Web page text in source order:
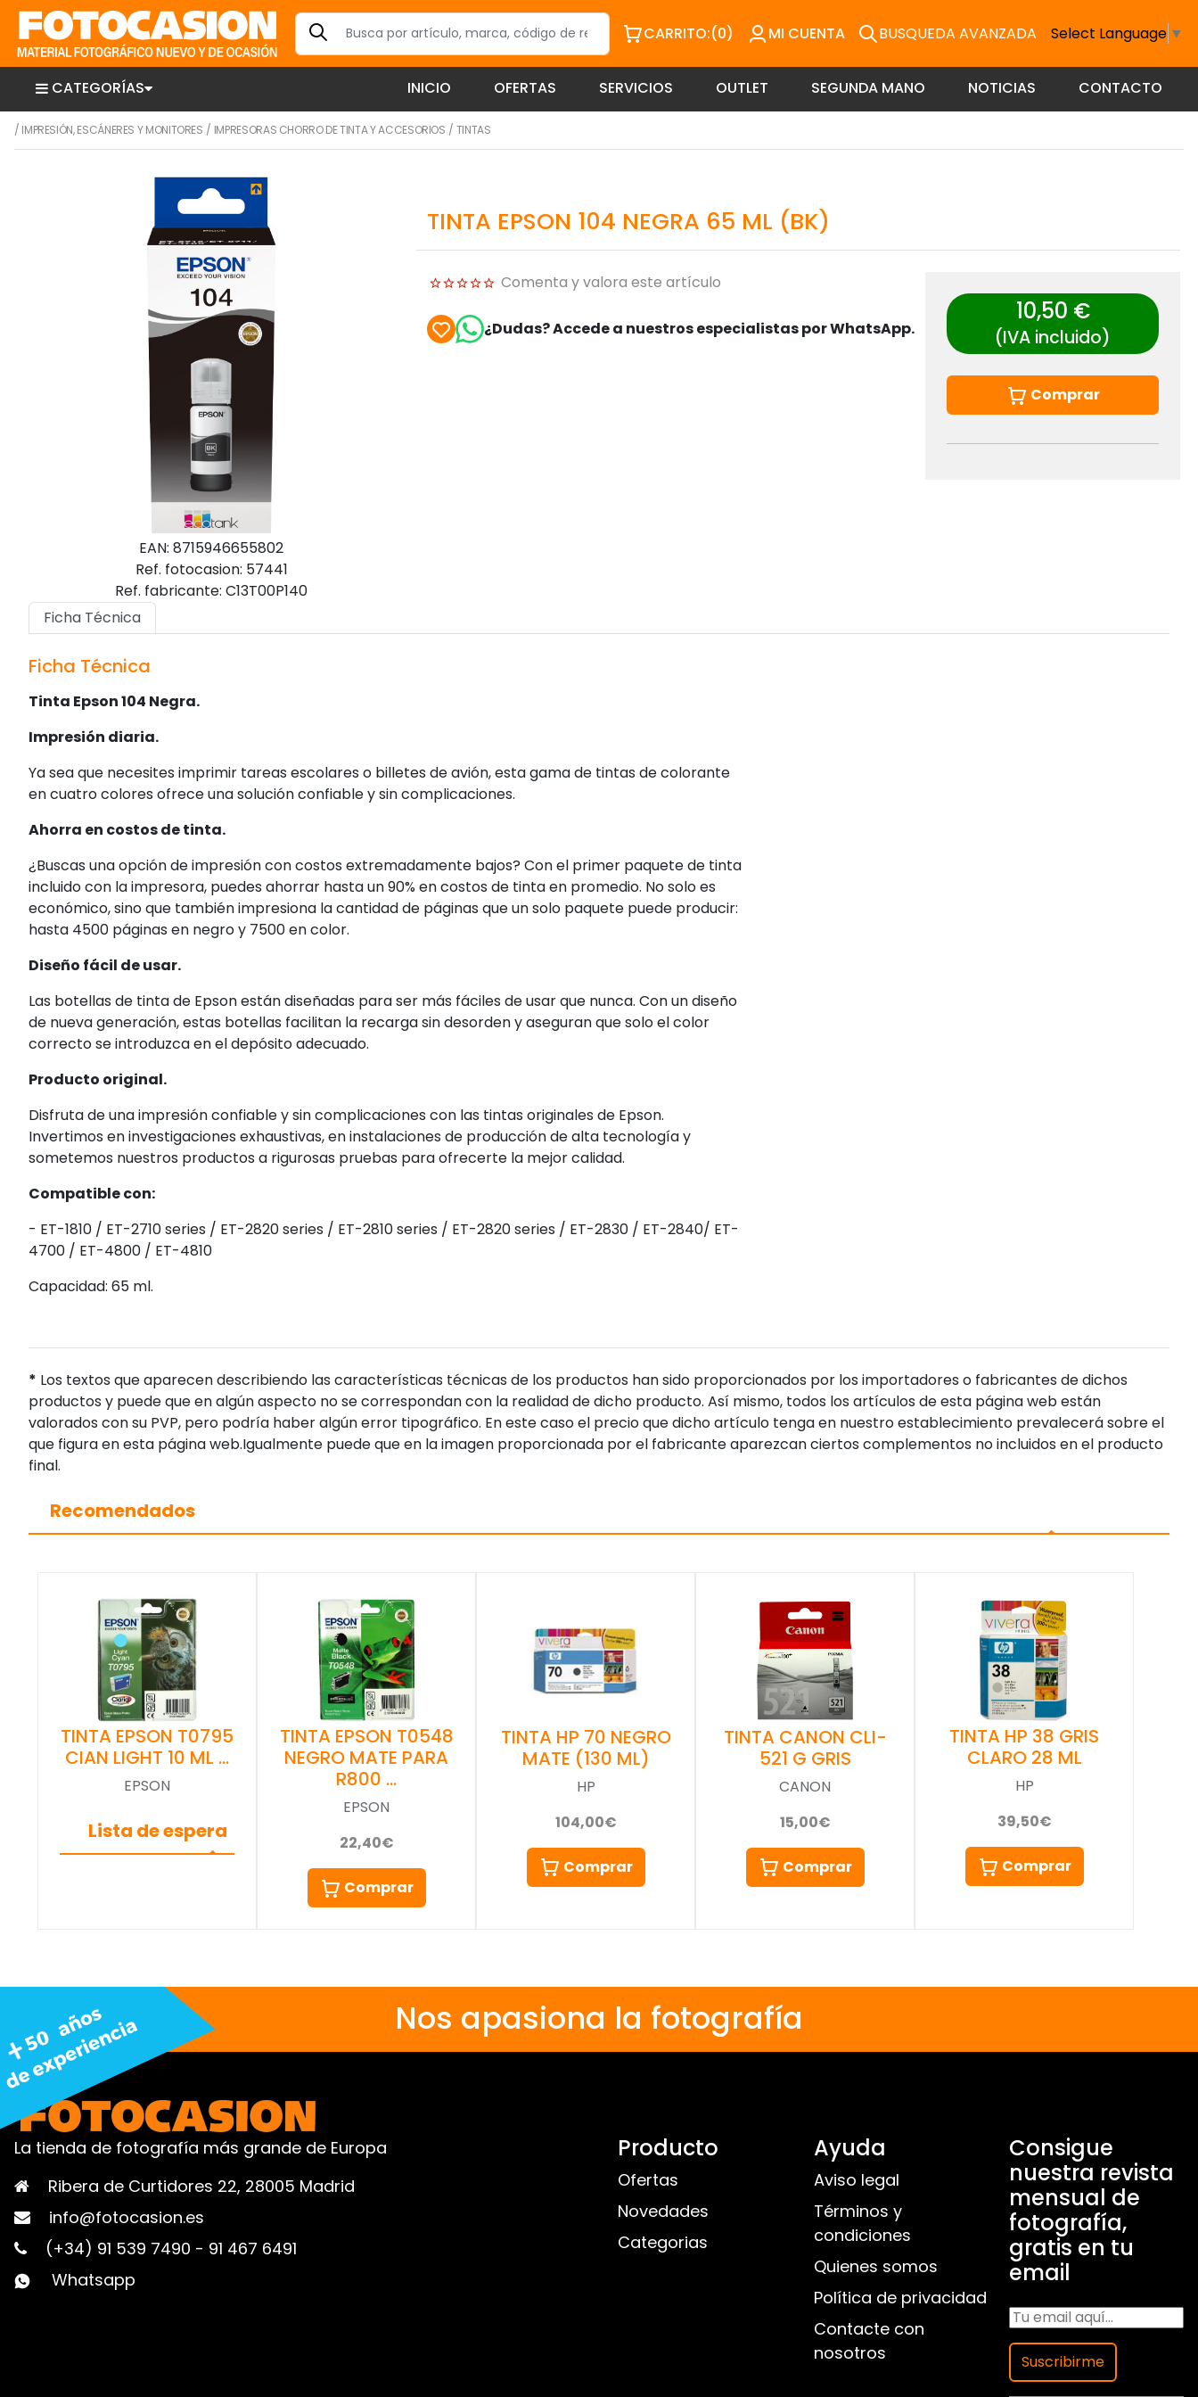
CARRITO:(0) MI CUENTA BUSQUEDA AVANZADA Select Language ▼
CATEGORÍAS INICIO OFERTAS SERVICIOS OUTLET SEGUNDA MANO NOTICIAS CONTACTO
/ IMPRESIÓN, ESCÁNERES Y MONITORES / IMPRESORAS CHORRO DE TINTA Y ACCESORIOS / TINTAS
EAN: 8715946655802
Ref. fotocasion: 57441
Ref. fabricante: C13T00P140
TINTA EPSON 104 NEGRA 65 ML (BK)
Comenta y valora este artículo
¿Dudas? Accede a nuestros especialistas por WhatsApp.
10,50 €
(IVA incluido)
Comprar
Ficha Técnica
Ficha Técnica
Tinta Epson 104 Negra.
Impresión diaria.
Ya sea que necesites imprimir tareas escolares o billetes de avión, esta gama de tintas de colorante
en cuatro colores ofrece una solución confiable y sin complicaciones.
Ahorra en costos de tinta.
¿Buscas una opción de impresión con costos extremadamente bajos? Con el primer paquete de tinta
incluido con la impresora, puedes ahorrar hasta un 90% en costos de tinta en promedio. No solo es
económico, sino que también impresiona la cantidad de páginas que un solo paquete puede producir:
hasta 4500 páginas en negro y 7500 en color.
Diseño fácil de usar.
Las botellas de tinta de Epson están diseñadas para ser más fáciles de usar que nunca. Con un diseño
de nueva generación, estas botellas facilitan la recarga sin desorden y aseguran que solo el color
correcto se introduzca en el depósito adecuado.
Producto original.
Disfruta de una impresión confiable y sin complicaciones con las tintas originales de Epson.
Invertimos en investigaciones exhaustivas, en instalaciones de producción de alta tecnología y
sometemos nuestros productos a rigurosas pruebas para ofrecerte la mejor calidad.
Compatible con:
- ET-1810 / ET-2710 series / ET-2820 series / ET-2810 series / ET-2820 series / ET-2830 / ET-2840/ ET-
4700 / ET-4800 / ET-4810
Capacidad: 65 ml.
* Los textos que aparecen describiendo las características técnicas de los productos han sido proporcionados por los importadores o fabricantes de dichos
productos y puede que en algún aspecto no se correspondan con la realidad de dicho producto. Así mismo, todos los artículos de esta página web están
valorados con su PVP, pero podría haber algún error tipográfico. En este caso el precio que dicho artículo tenga en nuestro establecimiento prevalecerá sobre el
que figura en esta página web.Igualmente puede que en la imagen proporcionada por el fabricante aparezcan ciertos complementos no incluidos en el producto
final.
Recomendados
TINTA EPSON T0795
CIAN LIGHT 10 ML …
EPSON
Lista de espera
TINTA EPSON T0548
NEGRO MATE PARA
R800 …
EPSON
22,40€
Comprar
TINTA HP 70 NEGRO
MATE (130 ML)
HP
104,00€
Comprar
TINTA CANON CLI-
521 G GRIS
CANON
15,00€
Comprar
TINTA HP 38 GRIS
CLARO 28 ML
HP
39,50€
Comprar
Nos apasiona la fotografía
La tienda de fotografía más grande de Europa
Ribera de Curtidores 22, 28005 Madrid
info@fotocasion.es
(+34) 91 539 7490 - 91 467 6491
Whatsapp
Producto
Ofertas
Novedades
Categorias
Ayuda
Aviso legal
Términos y
condiciones
Quienes somos
Política de privacidad
Contacte con
nosotros
Consigue
nuestra revista
mensual de
fotografía,
gratis en tu
email
Suscribirme